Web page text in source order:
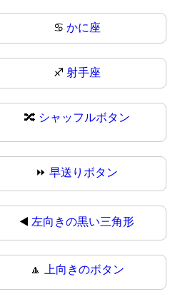
♋ かに座
♐ 射手座
🔀 シャッフルボタン
⏩早送りボタン
◀️左向きの黒い三角形
🔼 上向きのボタン